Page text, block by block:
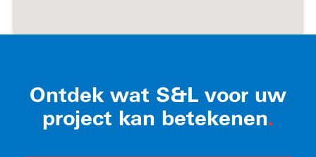
Ontdek wat S&L voor uw
project kan betekenen.